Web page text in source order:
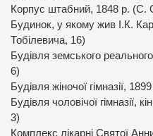
Корпус штабний, 1848 р. (С.
Будинок, у якому жив І.К.
Тобілевича, 16)
Будівля земського
6)
Будівля жіночої гімназії,
Будівля чоловічої гімназії,
3)
Комплекс лікарні Святої